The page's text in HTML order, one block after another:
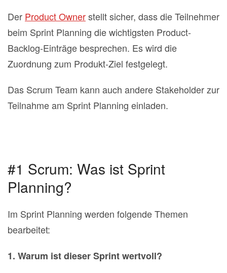
Der Product Ownerstellt sicher, dass die Teilnehmer
beim Sprint Planning die wichtigsten Product‐
Backlog‐Einträge besprechen. Es wird die
Zuordnung zum Produkt‐Ziel festgelegt.
Das Scrum Team kann auch andere Stakeholder zur
Teilnahme am Sprint Planning einladen.
#1 Scrum: Was ist Sprint
Planning?
Im Sprint Planning werden folgende Themen
bearbeitet:
1. Warum ist dieser Sprint wertvoll?